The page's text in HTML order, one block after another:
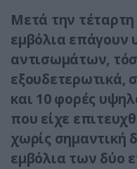
Μετά την
εμβόλια επάγουν
αντισωμάτων,
εξουδετερωτικά,
και 10 φορές
που είχε
χωρίς σημαντική
εμβόλια των δύο